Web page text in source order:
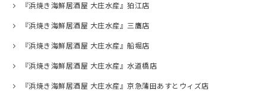
『浜焼き海鮮居酒屋 大庄水産』狛江店
『浜焼き海鮮居酒屋 大庄水産』三鷹店
『浜焼き海鮮居酒屋 大庄水産』船堀店
『浜焼き海鮮居酒屋 大庄水産』水道橋店
『浜焼き海鮮居酒屋 大庄水産』京急蒲田あすとウィズ店